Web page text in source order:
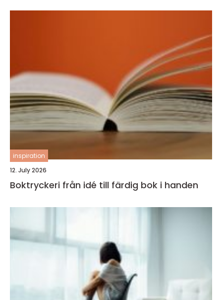
inspiration
12. July 2026
Boktryckeri från idé till färdig bok i handen